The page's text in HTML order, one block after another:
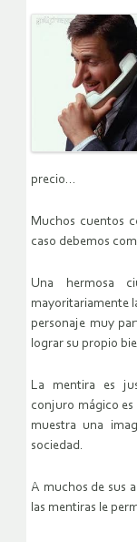
precio…
Muchos cuentos
caso debemos
Una hermosa
mayoritariamente
personaje muy
lograr su propio
La mentira es
conjuro mágico es
muestra una
sociedad.
A muchos de sus
las mentiras le